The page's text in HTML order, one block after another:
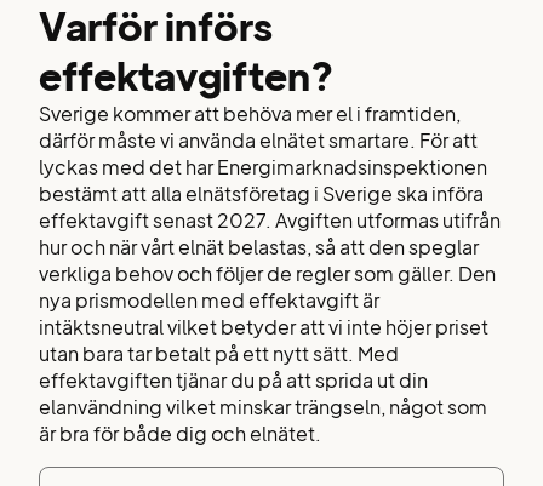
Varför införs
effektavgiften?
Sverige kommer att behöva mer el i framtiden,
därför måste vi använda elnätet smartare. För att
lyckas med det har Energimarknadsinspektionen
bestämt att alla elnätsföretag i Sverige ska införa
effektavgift senast 2027. Avgiften utformas utifrån
hur och när vårt elnät belastas, så att den speglar
verkliga behov och följer de regler som gäller. Den
nya prismodellen med effektavgift är
intäktsneutral vilket betyder att vi inte höjer priset
utan bara tar betalt på ett nytt sätt. Med
effektavgiften tjänar du på att sprida ut din
elanvändning vilket minskar trängseln, något som
är bra för både dig och elnätet.